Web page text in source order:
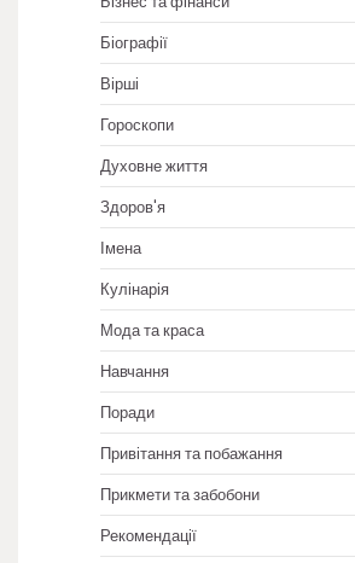
Біографії
Вірші
Гороскопи
Духовне життя
Здоров'я
Імена
Кулінарія
Мода та краса
Навчання
Поради
Привітання та побажання
Прикмети та забобони
Рекомендації